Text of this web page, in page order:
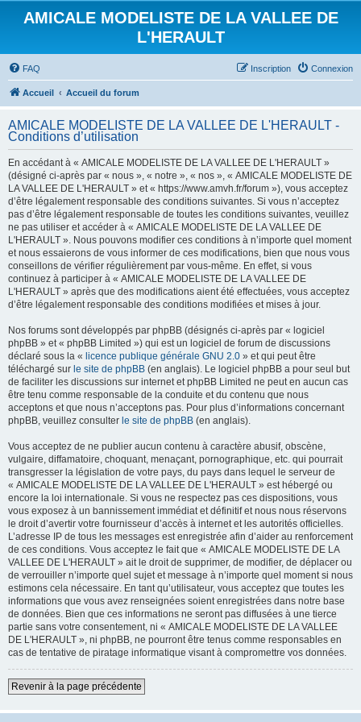
AMICALE MODELISTE DE LA VALLEE DE
L'HERAULT
FAQ Connexion
Inscription
Accueil Accueil du forum
AMICALE MODELISTE DE LA VALLEE DE L'HERAULT -
Conditions d’utilisation
En accédant à « AMICALE MODELISTE DE LA VALLEE DE L'HERAULT »
(désigné ci-après par « nous », « notre », « nos », « AMICALE MODELISTE DE
LA VALLEE DE L'HERAULT » et « https://www.amvh.fr/forum »), vous acceptez
d’être légalement responsable des conditions suivantes. Si vous n’acceptez
pas d’être légalement responsable de toutes les conditions suivantes, veuillez
ne pas utiliser et accéder à « AMICALE MODELISTE DE LA VALLEE DE
L'HERAULT ». Nous pouvons modifier ces conditions à n’importe quel moment
et nous essaierons de vous informer de ces modifications, bien que nous vous
conseillons de vérifier régulièrement par vous-même. En effet, si vous
continuez à participer à « AMICALE MODELISTE DE LA VALLEE DE
L'HERAULT » après que des modifications aient été effectuées, vous acceptez
d’être légalement responsable des conditions modifiées et mises à jour.
Nos forums sont développés par phpBB (désignés ci-après par « logiciel
phpBB » et « phpBB Limited ») qui est un logiciel de forum de discussions
déclaré sous la « licence publique générale GNU 2.0 » et qui peut être
téléchargé sur le site de phpBB (en anglais). Le logiciel phpBB a pour seul but
de faciliter les discussions sur internet et phpBB Limited ne peut en aucun cas
être tenu comme responsable de la conduite et du contenu que nous
acceptons et que nous n’acceptons pas. Pour plus d’informations concernant
phpBB, veuillez consulter le site de phpBB (en anglais).
Vous acceptez de ne publier aucun contenu à caractère abusif, obscène,
vulgaire, diffamatoire, choquant, menaçant, pornographique, etc. qui pourrait
transgresser la législation de votre pays, du pays dans lequel le serveur de
« AMICALE MODELISTE DE LA VALLEE DE L'HERAULT » est hébergé ou
encore la loi internationale. Si vous ne respectez pas ces dispositions, vous
vous exposez à un bannissement immédiat et définitif et nous nous réservons
le droit d’avertir votre fournisseur d’accès à internet et les autorités officielles.
L’adresse IP de tous les messages est enregistrée afin d’aider au renforcement
de ces conditions. Vous acceptez le fait que « AMICALE MODELISTE DE LA
VALLEE DE L'HERAULT » ait le droit de supprimer, de modifier, de déplacer ou
de verrouiller n’importe quel sujet et message à n’importe quel moment si nous
estimons cela nécessaire. En tant qu’utilisateur, vous acceptez que toutes les
informations que vous avez renseignées soient enregistrées dans notre base
de données. Bien que ces informations ne seront pas diffusées à une tierce
partie sans votre consentement, ni « AMICALE MODELISTE DE LA VALLEE
DE L'HERAULT », ni phpBB, ne pourront être tenus comme responsables en
cas de tentative de piratage informatique visant à compromettre vos données.
Revenir à la page précédente